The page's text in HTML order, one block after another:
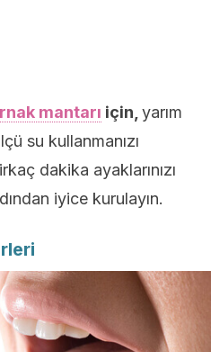
mantarı için, yarım
su kullanmanızı
dakika ayaklarınızı
iyice kurulayın.